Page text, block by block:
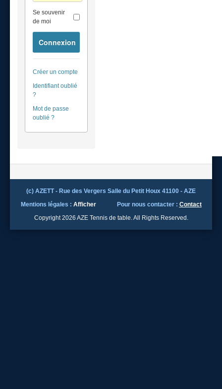
Se souvenir
de moi
Connexion
Créer un compte
Identifiant oublié
?
Mot de passe
oublié ?
(c) AZETT - Rue des Vergers Salle du Petit Houx 41100 - AZE
Mentions légales : Afficher Pour nous contacter : Contact
Copyright 2026 AZE Tennis de table. All Rights Reserved.